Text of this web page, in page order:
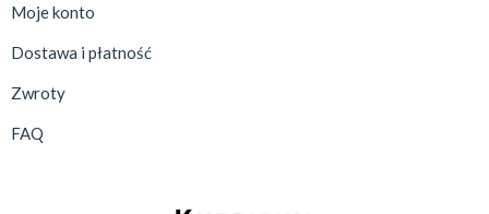
Moje konto
Dostawa i płatność
Zwroty
FAQ